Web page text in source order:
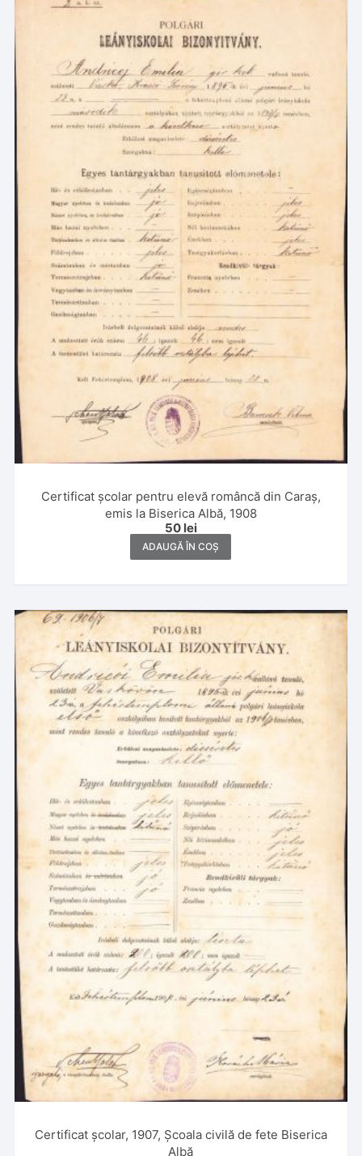
Certificat școlar pentru elevă româncă din Caraș,
emis la Biserica Albă, 1908
50 lei
ADAUGĂ ÎN COȘ
Certificat școlar, 1907, Școala civilă de fete Biserica
Albă